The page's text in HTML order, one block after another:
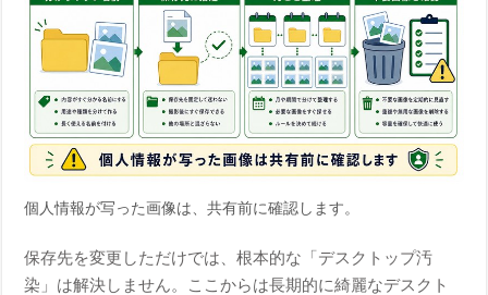
個人情報が写った画像は、共有前に確認します。
保存先を変更しただけでは、根本的な「デスクトップ汚
染」は解決しません。ここからは長期的に綺麗なデスクト